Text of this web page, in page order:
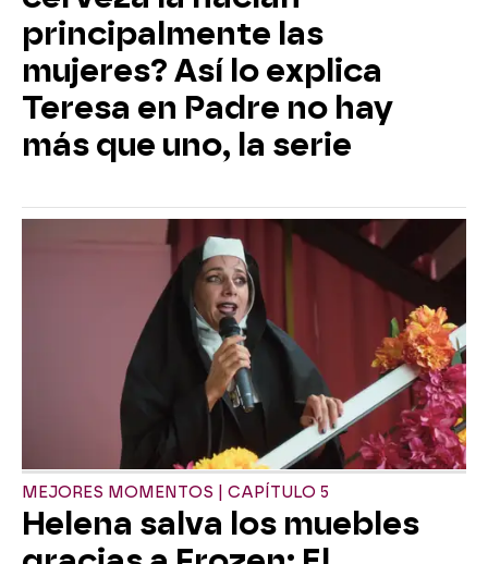
principalmente las
mujeres? Así lo explica
Teresa en Padre no hay
más que uno, la serie
MEJORES MOMENTOS | CAPÍTULO 5
Helena salva los muebles